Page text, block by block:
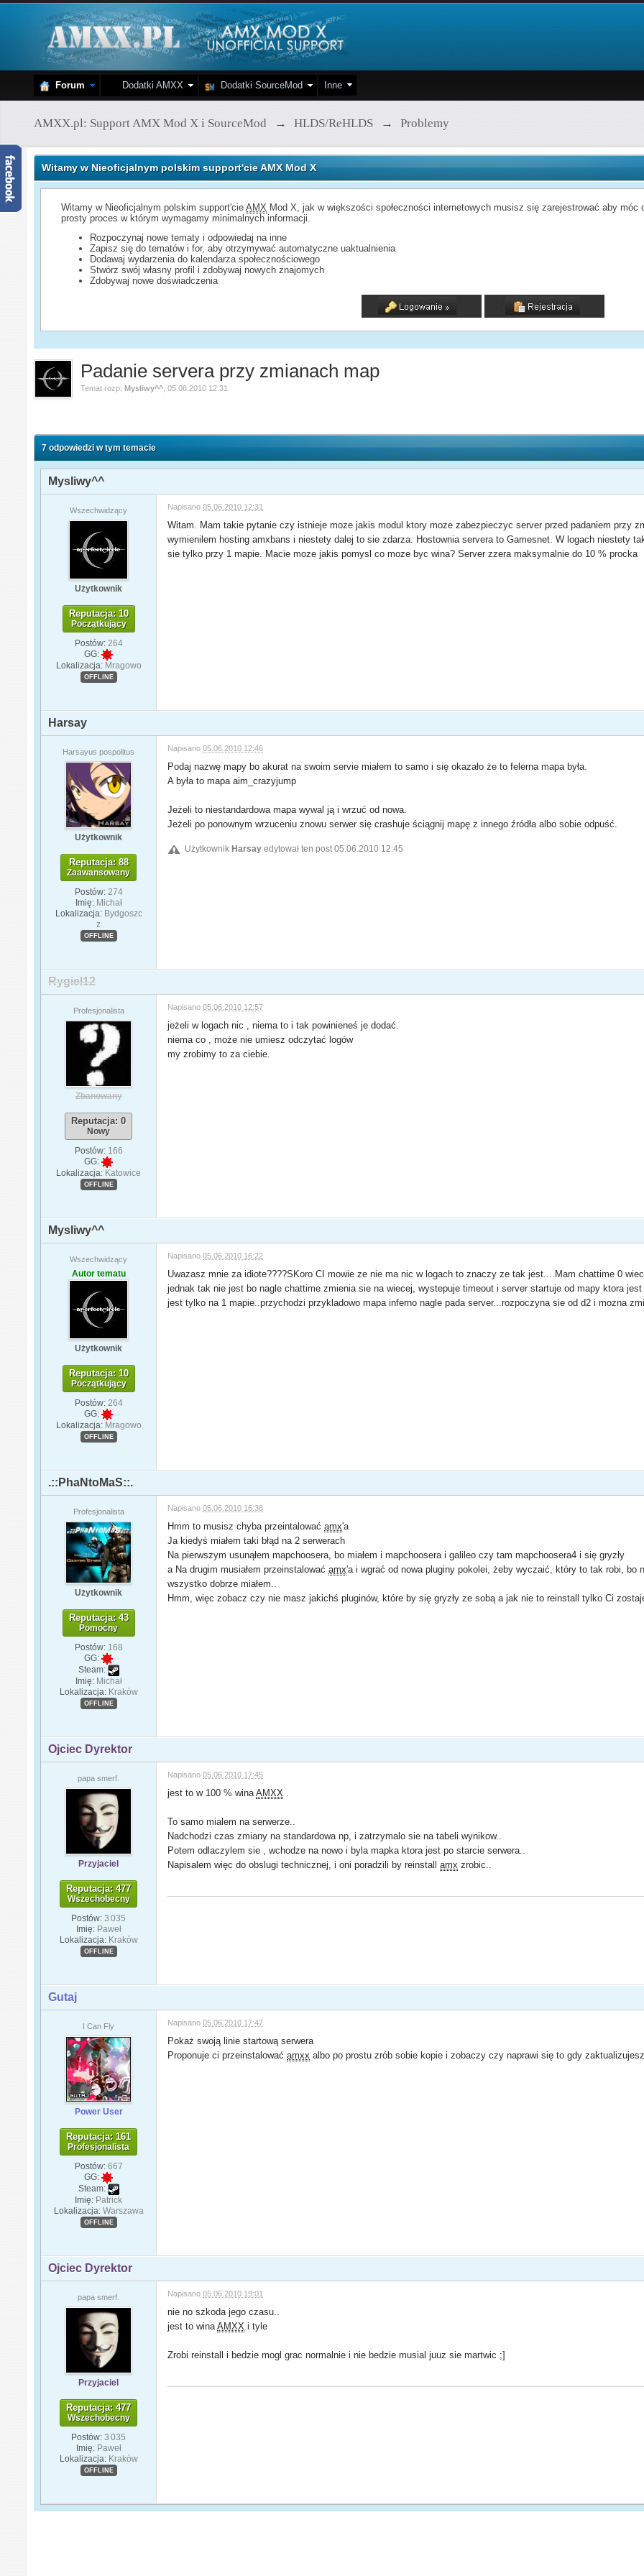
Forum Dodatki AMXX Dodatki SourceMod Inne
AMXX.pl: Support AMX Mod X i SourceMod → HLDS/ReHLDS → Problemy
Witamy w Nieoficjalnym polskim support'cie AMX Mod X
Witamy w Nieoficjalnym polskim support'cieAMX Mod X, jak w większości społeczności internetowych musisz się zarejestrować aby
prosty proces w którym wymagamy minimalnych informacji.
Rozpoczynaj nowe tematy i odpowiedaj na inne
Zapisz się do tematów i for, aby otrzymywać automatyczne uaktualnienia
Dodawaj wydarzenia do kalendarza społecznościowego
Stwórz swój własny profil i zdobywaj nowych znajomych
Zdobywaj nowe doświadczenia
Padanie servera przy zmianach map
Temat rozp.Mysliwy^^ ,05.06.2010 12:31
7 odpowiedzi w tym temacie
Mysliwy^^
Wszechwidzący
Użytkownik
Reputacja: 10
Początkujący
Postów: 264
GG:
Lokalizacja: Mragowo
OFFLINE
Napisano05.06.2010 12:31
Witam. Mam takie pytanie czy istnieje moze jakis modul ktory moze zabezpieczyc server przed padaniem przy
wymienilem hosting amxbans i niestety dalej to sie zdarza. Hostownia servera to Gamesnet. W logach niestety
sie tylko przy 1 mapie. Macie moze jakis pomysl co moze byc wina? Server zzera maksymalnie do 10 % procka
Harsay
Harsayus pospolitus
Użytkownik
Reputacja: 88
Zaawansowany
Postów: 274
Imię: Michał
Lokalizacja: Bydgoszc
z
OFFLINE
Napisano05.06.2010 12:46
Podaj nazwę mapy bo akurat na swoim servie miałem to samo i się okazało że to felerna mapa była.
A była to mapa aim_crazyjump
Jeżeli to niestandardowa mapa wywal ją i wrzuć od nowa.
Jeżeli po ponownym wrzuceniu znowu serwer się crashuje ściągnij mapę z innego źródła albo sobie odpuść.
UżytkownikHarsay edytował ten post 05.06.2010 12:45
Rygiel12
Profesjonalista
Zbanowany
Reputacja: 0
Nowy
Postów: 166
GG:
Lokalizacja: Katowice
OFFLINE
Napisano05.06.2010 12:57
jeżeli w logach nic , niema to i tak powinieneś je dodać.
niema co , może nie umiesz odczytać logów
my zrobimy to za ciebie.
Mysliwy^^
Wszechwidzący
Autor tematu
Użytkownik
Reputacja: 10
Początkujący
Postów: 264
GG:
Lokalizacja: Mragowo
OFFLINE
Napisano05.06.2010 16:22
Uwazasz mnie za idiote????SKoro CI mowie ze nie ma nic w logach to znaczy ze tak jest....Mam chattime 0
jednak tak nie jest bo nagle chattime zmienia sie na wiecej, wystepuje timeout i server startuje od mapy ktora
jest tylko na 1 mapie..przychodzi przykladowo mapa inferno nagle pada server...rozpoczyna sie od d2 i mozna
.::PhaNtoMaS::.
Profesjonalista
Użytkownik
Reputacja: 43
Pomocny
Postów: 168
GG:
Steam:
Imię: Michał
Lokalizacja: Kraków
OFFLINE
Napisano05.06.2010 16:38
Hmm to musisz chyba przeintalowaćamx'a
Ja kiedyś miałem taki błąd na 2 serwerach
Na pierwszym usunąłem mapchoosera, bo miałem i mapchoosera i galileo czy tam mapchoosera4 i się gryzły
a Na drugim musiałem przeinstalowaćamx'a i wgrać od nowa pluginy pokolei, żeby wyczaić, który to tak robi, bo
wszystko dobrze miałem..
Hmm, więc zobacz czy nie masz jakichś pluginów, które by się gryzły ze sobą a jak nie to reinstall tylko Ci
Ojciec Dyrektor
papa smerf.
Przyjaciel
Reputacja: 477
Wszechobecny
Postów: 3 035
Imię: Paweł
Lokalizacja: Kraków
OFFLINE
Napisano05.06.2010 17:45
jest to w 100 % winaAMXX
To samo mialem na serwerze..
Nadchodzi czas zmiany na standardowa np, i zatrzymalo sie na tabeli wynikow..
Potem odlaczylem sie , wchodze na nowo i byla mapka ktora jest po starcie serwera..
Napisalem więc do obslugi technicznej, i oni poradzili by reinstallamx zrobic..
Gutaj
I Can Fly
Power User
Reputacja: 161
Profesjonalista
Postów: 667
GG:
Steam:
Imię: Patrick
Lokalizacja: Warszawa
OFFLINE
Napisano05.06.2010 17:47
Pokaż swoją linie startową serwera
Proponuje ci przeinstalowaćamxx albo po prostu zrób sobie kopie i zobaczy czy naprawi się to gdy
Ojciec Dyrektor
papa smerf.
Przyjaciel
Reputacja: 477
Wszechobecny
Postów: 3 035
Imię: Paweł
Lokalizacja: Kraków
OFFLINE
Napisano05.06.2010 19:01
nie no szkoda jego czasu..
jest to winaAMXX i tyle
Zrobi reinstall i bedzie mogl grac normalnie i nie bedzie musial juuz sie martwic ;]